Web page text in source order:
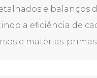
e balanços
a eficiência de
e matérias-primas.